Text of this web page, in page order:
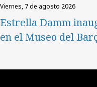
viernes, 7 de agosto 2026
Estrella Damm
en el Museo del